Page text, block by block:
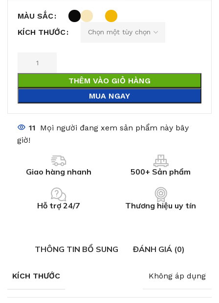
MÀU SẮC
KÍCH THƯỚC
THÊM VÀO GIỎ HÀNG
MUA NGAY
11 Mọi người đang xem sản phẩm này bây
giờ!
Giao hàng nhanh 500+ Sản phẩm
Hỗ trợ 24/7 Thương hiệu uy tín
THÔNG TIN BỔ SUNG ĐÁNH GIÁ (0)
KÍCH THƯỚC Không áp dụng